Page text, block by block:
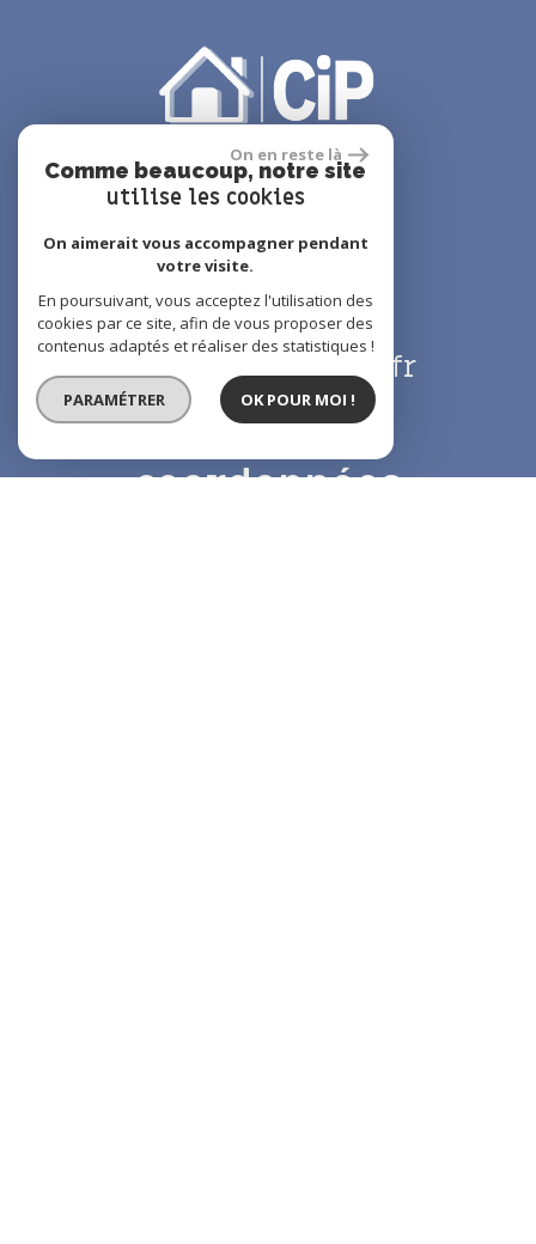
Nos
coordonnées
01 48 61 14 44
01 49 63 39 40
labbe.cip@hotmail.fr
On en reste là
Comme beaucoup, notre site
utilise les cookies
On aimerait vous accompagner pendant
votre visite.
En poursuivant, vous acceptez l'utilisation des
cookies par ce site, afin de vous proposer des
contenus adaptés et réaliser des statistiques !
PARAMÉTRER OK POUR MOI !